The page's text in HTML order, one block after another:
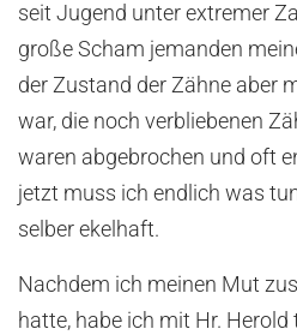
seit Jugend unter extremer
große Scham jemanden
der Zustand der Zähne aber
war, die noch verbliebenen
waren abgebrochen und oft
jetzt muss ich endlich was
selber ekelhaft.
Nachdem ich meinen Mut
hatte, habe ich mit Hr.